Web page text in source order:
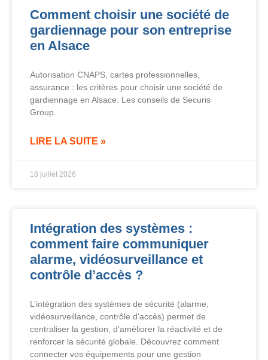
Comment choisir une société de
gardiennage pour son entreprise
en Alsace
Autorisation CNAPS, cartes professionnelles,
assurance : les critères pour choisir une société de
gardiennage en Alsace. Les conseils de Securis
Group.
LIRE LA SUITE »
18 juillet 2026
Intégration des systèmes :
comment faire communiquer
alarme, vidéosurveillance et
contrôle d’accès ?
L’intégration des systèmes de sécurité (alarme,
vidéosurveillance, contrôle d’accès) permet de
centraliser la gestion, d’améliorer la réactivité et de
renforcer la sécurité globale. Découvrez comment
connecter vos équipements pour une gestion